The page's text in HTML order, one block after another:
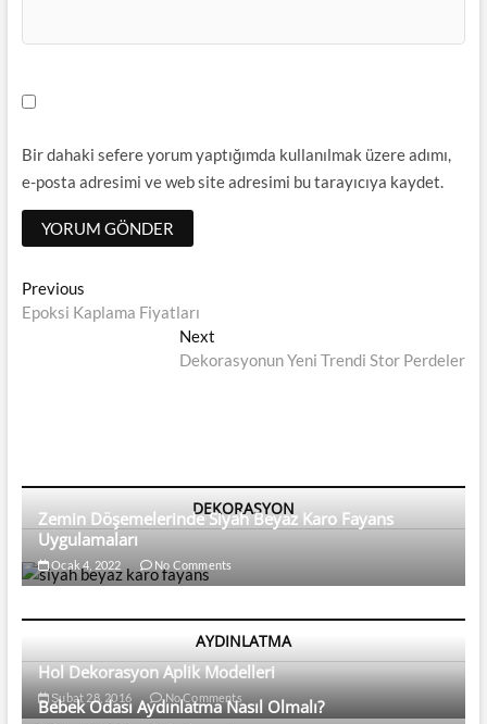
Bir dahaki sefere yorum yaptığımda kullanılmak üzere adımı,
e-posta adresimi ve web site adresimi bu tarayıcıya kaydet.
Yazı
dolaşımı
PreviousPrevious
post:
Epoksi Kaplama Fiyatları
Next
post:
Dekorasyonun Yeni Trendi Stor Perdeler
DEKORASYON
Zemin Döşemelerinde Siyah Beyaz Karo Fayans
Uygulamaları
Ocak 4, 2022 No Comments
AYDINLATMA
Hol Dekorasyon Aplik Modelleri
Şubat 28, 2016 No Comments
Bebek Odası Aydınlatma Nasıl Olmalı?